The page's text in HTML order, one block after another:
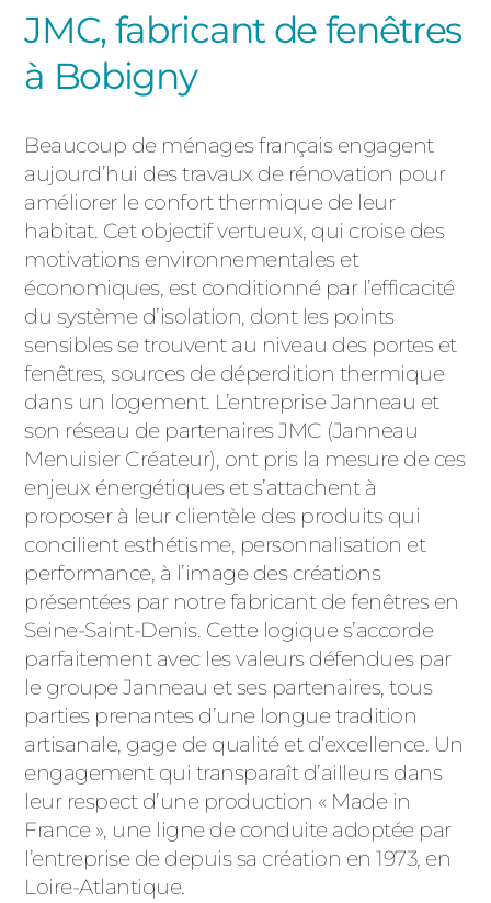
JMC, fabricant de fenêtres
à Bobigny
Beaucoup de ménages français engagent
aujourd’hui des travaux de rénovation pour
améliorer le confort thermique de leur
habitat. Cet objectif vertueux, qui croise des
motivations environnementales et
économiques, est conditionné par l’efficacité
du système d’isolation, dont les points
sensibles se trouvent au niveau des portes et
fenêtres, sources de déperdition thermique
dans un logement. L’entreprise Janneau et
son réseau de partenaires JMC (Janneau
Menuisier Créateur), ont pris la mesure de ces
enjeux énergétiques et s’attachent à
proposer à leur clientèle des produits qui
concilient esthétisme, personnalisation et
performance, à l’image des créations
présentées par notre fabricant de fenêtres en
Seine-Saint-Denis. Cette logique s’accorde
parfaitement avec les valeurs défendues par
le groupe Janneau et ses partenaires, tous
parties prenantes d’une longue tradition
artisanale, gage de qualité et d’excellence. Un
engagement qui transparaît d’ailleurs dans
leur respect d’une production « Made in
France », une ligne de conduite adoptée par
l’entreprise de depuis sa création en 1973, en
Loire-Atlantique.
ALUMINIUM
ACIER
CLÔTURES